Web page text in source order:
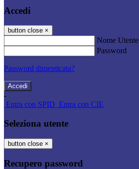
Accedi
button close ×
Nome Utente
Password
Password dimenticata?
-
Entra con SPID Entra con CIE
Seleziona utente
button close ×
Recupero password